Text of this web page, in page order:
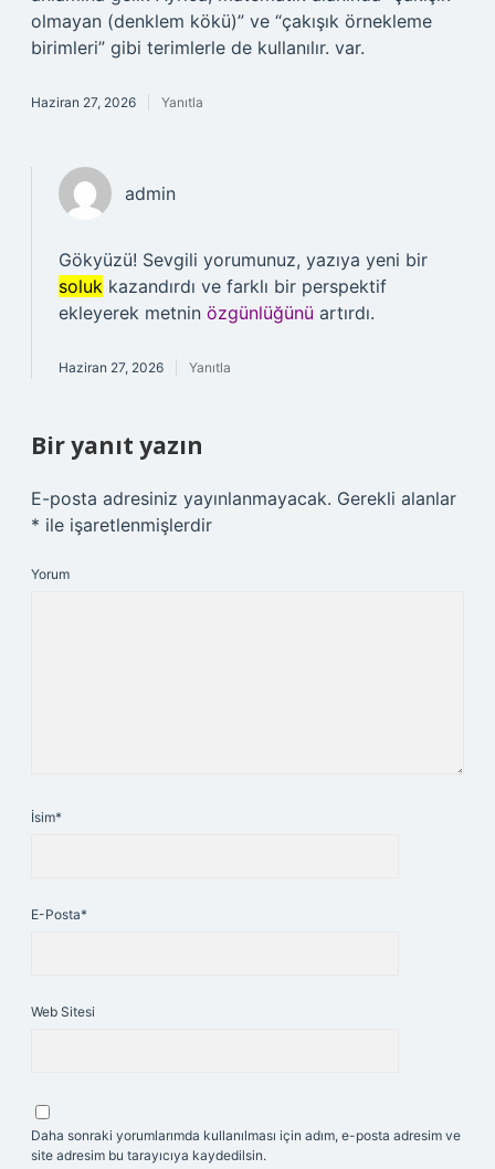
olmayan (denklem kökü)” ve “çakışık örnekleme
birimleri” gibi terimlerle de kullanılır. var.
Haziran 27, 2026 Yanıtla
admin
Gökyüzü! Sevgili yorumunuz, yazıya yeni bir
soluk kazandırdı ve farklı bir perspektif
ekleyerek metnin özgünlüğünü artırdı.
Haziran 27, 2026 Yanıtla
Bir yanıt yazın
E-posta adresiniz yayınlanmayacak. Gerekli alanlar
* ile işaretlenmişlerdir
Yorum
İsim*
E-Posta*
Web Sitesi
Daha sonraki yorumlarımda kullanılması için adım, e-posta adresim ve
site adresim bu tarayıcıya kaydedilsin.